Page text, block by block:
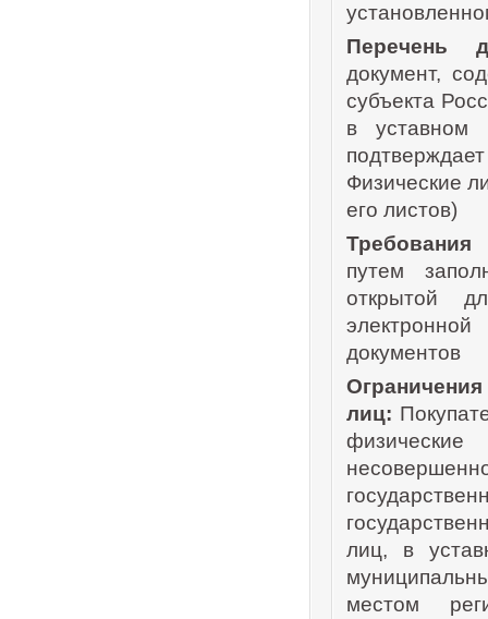
Перечень
документ,
субъекта
в уставном
Физические
его листов)
Требования
путем
открытой
документов
лиц:
лиц, в
местом